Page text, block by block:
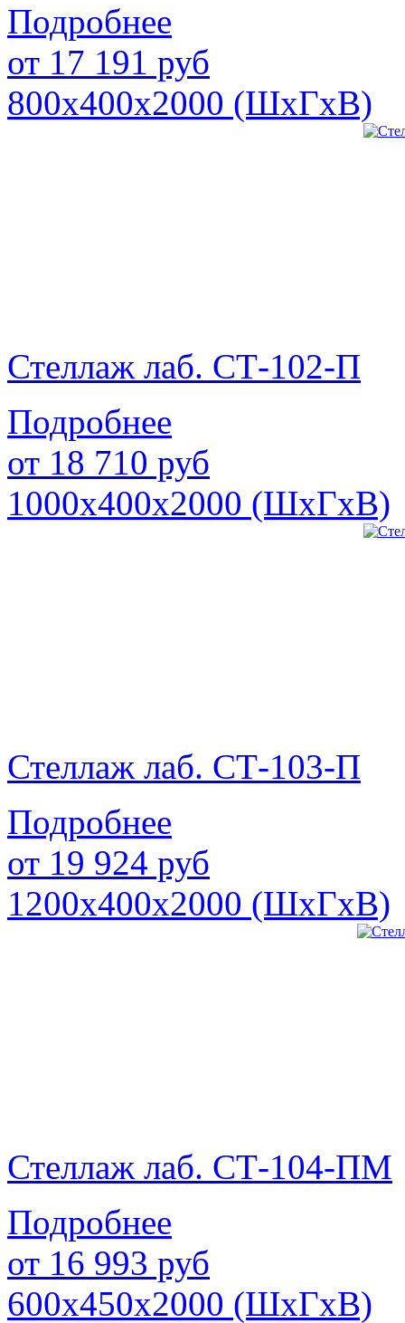
Подробнее
от 17 191 руб
800х400х2000 (ШхГхВ)
Стеллаж лаб. СТ-102-П
Подробнее
от 18 710 руб
1000х400х2000 (ШхГхВ)
Стеллаж лаб. СТ-103-П
Подробнее
от 19 924 руб
1200х400х2000 (ШхГхВ)
Стеллаж лаб. СТ-104-ПМ
Подробнее
от 16 993 руб
600х450х2000 (ШхГхВ)